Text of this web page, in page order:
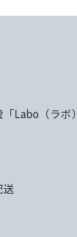
Labo（ラボ
送